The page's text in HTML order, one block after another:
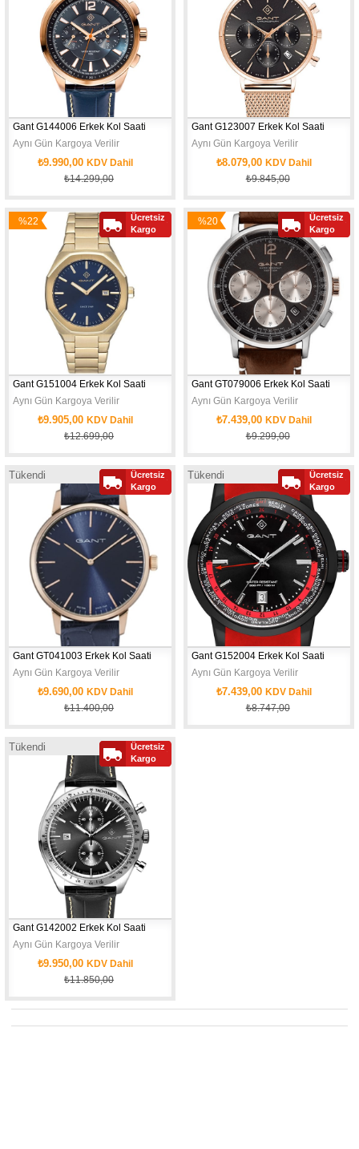
Gant G144006 Erkek Kol Saati
Aynı Gün Kargoya Verilir
₺9.990,00 KDV Dahil
₺14.299,00
Gant G123007 Erkek Kol Saati
Aynı Gün Kargoya Verilir
₺8.079,00 KDV Dahil
₺9.845,00
Gant G151004 Erkek Kol Saati
Aynı Gün Kargoya Verilir
₺9.905,00 KDV Dahil
₺12.699,00
%22
Ücretsiz
Kargo
Gant GT079006 Erkek Kol Saati
Aynı Gün Kargoya Verilir
₺7.439,00 KDV Dahil
₺9.299,00
%20
Ücretsiz
Kargo
Ürün
Tükendi
Gant GT041003 Erkek Kol Saati
Aynı Gün Kargoya Verilir
₺9.690,00 KDV Dahil
₺11.400,00
Ücretsiz
Kargo
Tükendi
Gant G152004 Erkek Kol Saati
Aynı Gün Kargoya Verilir
₺7.439,00 KDV Dahil
₺8.747,00
Ücretsiz
Kargo
Tükendi
Gant G142002 Erkek Kol Saati
Aynı Gün Kargoya Verilir
₺9.950,00 KDV Dahil
₺11.850,00
Ücretsiz
Kargo